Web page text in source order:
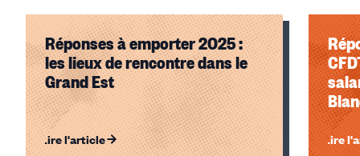
Réponses à emporter 2025 :
les lieux de rencontre dans le
Grand Est
Lire l'article Lire